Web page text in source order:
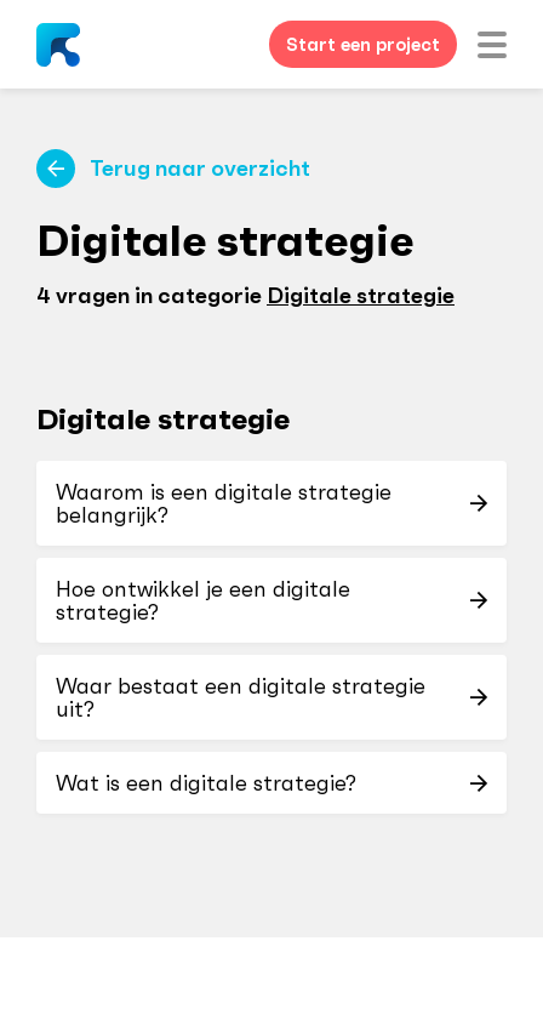
Start een project
Terug naar overzicht
Digitale strategie
4 vragen in categorie Digitale strategie
Digitale strategie
Waarom is een digitale strategie
belangrijk?
Hoe ontwikkel je een digitale
strategie?
Waar bestaat een digitale strategie
uit?
Wat is een digitale strategie?